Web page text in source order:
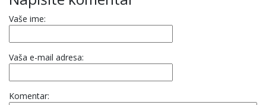
Vaše ime:
Vaša e-mail adresa:
Komentar: